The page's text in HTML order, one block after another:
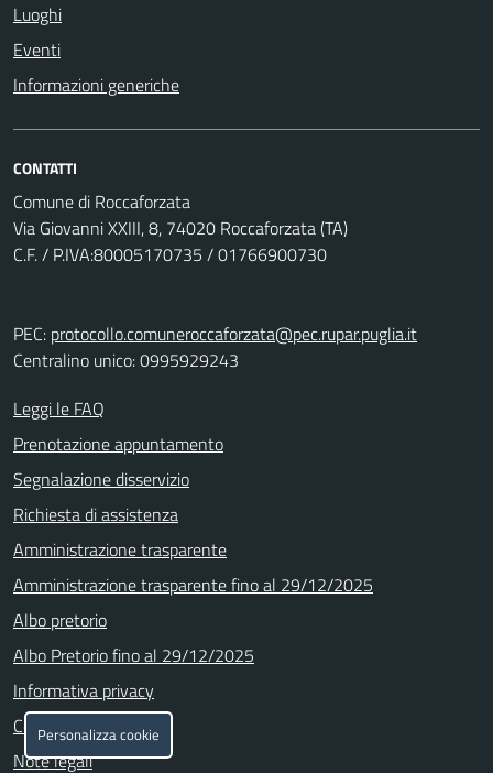
Luoghi
Eventi
Informazioni generiche
CONTATTI
Comune di Roccaforzata
Via Giovanni XXIII, 8, 74020 Roccaforzata (TA)
C.F. / P.IVA:80005170735 / 01766900730
PEC: protocollo.comuneroccaforzata@pec.rupar.puglia.it
Centralino unico: 0995929243
Leggi le FAQ
Prenotazione appuntamento
Segnalazione disservizio
Richiesta di assistenza
Amministrazione trasparente
Amministrazione trasparente fino al 29/12/2025
Albo pretorio
Albo Pretorio fino al 29/12/2025
Informativa privacy
Cookie policy
Note legali
Personalizza cookie